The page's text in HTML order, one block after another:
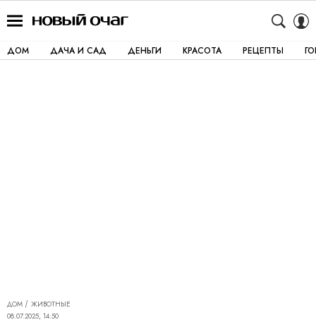
ДОМ ДАЧА И САД ДЕНЬГИ КРАСОТА РЕЦЕПТЫ
ДОМ
ЖИВОТНЫЕ
08.07.2025, 14:50